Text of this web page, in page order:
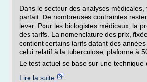
Dans le secteur des analyses médicales,
parfait. De nombreuses contraintes
lever. Pour les biologistes médicaux, la
des tarifs. La nomenclature des prix,
contient certains tarifs datant des
celui relatif à la tuberculose, plafonné à
Le test actuel se base sur une technique
Lire la suite